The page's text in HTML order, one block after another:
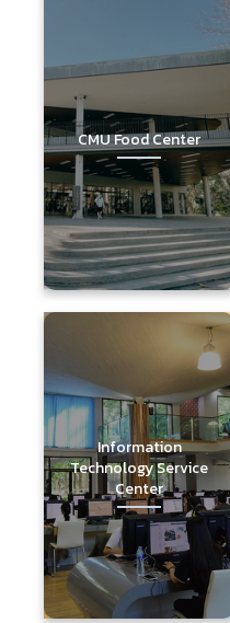
CMU Food Center
Information
Technology Service
Center